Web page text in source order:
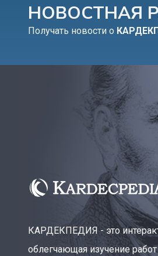
НОВОСТНАЯ
Получать новости о
КАРДЕКПЕДИЯ - это
облегчающая изучение